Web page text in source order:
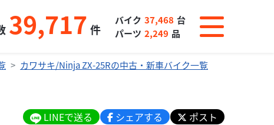
39,717 件
バイク 37,468 台
パーツ 2,249 品
カワサキ/Ninja ZX-25Rの中古・新車バイク一覧
LINEで送る シェアする ポスト